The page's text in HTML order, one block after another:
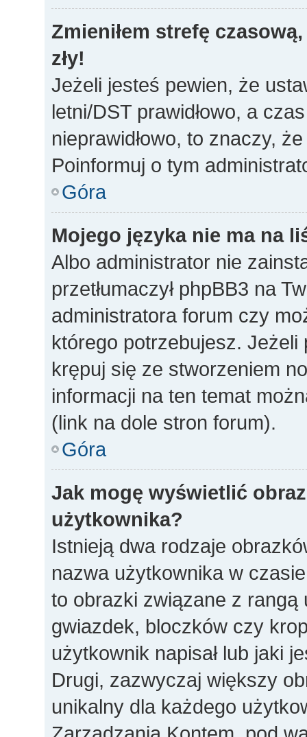
Zmieniłem strefę
zły!
Jeżeli jesteś pewien, że
letni/DST prawidłowo, a
nieprawidłowo, to znaczy,
Poinformuj o tym
Góra
Mojego języka nie ma na
Albo administrator nie
przetłumaczył phpBB3 na
administratora forum czy
którego potrzebujesz.
krępuj się ze stworzeniem
informacji na ten temat
(link na dole stron forum).
Góra
Jak mogę wyświetlić
użytkownika?
Istnieją dwa rodzaje
nazwa użytkownika w
to obrazki związane z
gwiazdek, bloczków czy
użytkownik napisał lub jaki
Drugi, zazwyczaj większy
unikalny dla każdego